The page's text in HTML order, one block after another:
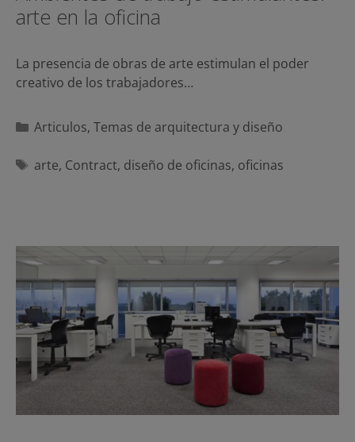
arte en la oficina
La presencia de obras de arte estimulan el poder
creativo de los trabajadores…
Categorías
Articulos, Temas de arquitectura y diseño
Etiquetas
arte, Contract, diseño de oficinas, oficinas